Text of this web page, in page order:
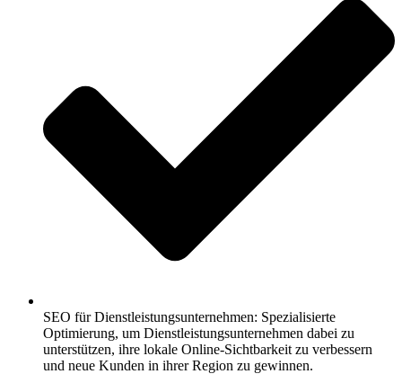
SEO für Dienstleistungsunternehmen: Spezialisierte
Optimierung, um Dienstleistungsunternehmen dabei zu
unterstützen, ihre lokale Online-Sichtbarkeit zu verbessern
und neue Kunden in ihrer Region zu gewinnen.